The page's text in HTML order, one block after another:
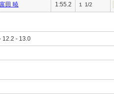
富田 暁 1:55.2 １ 1/2
12.2 - 13.0